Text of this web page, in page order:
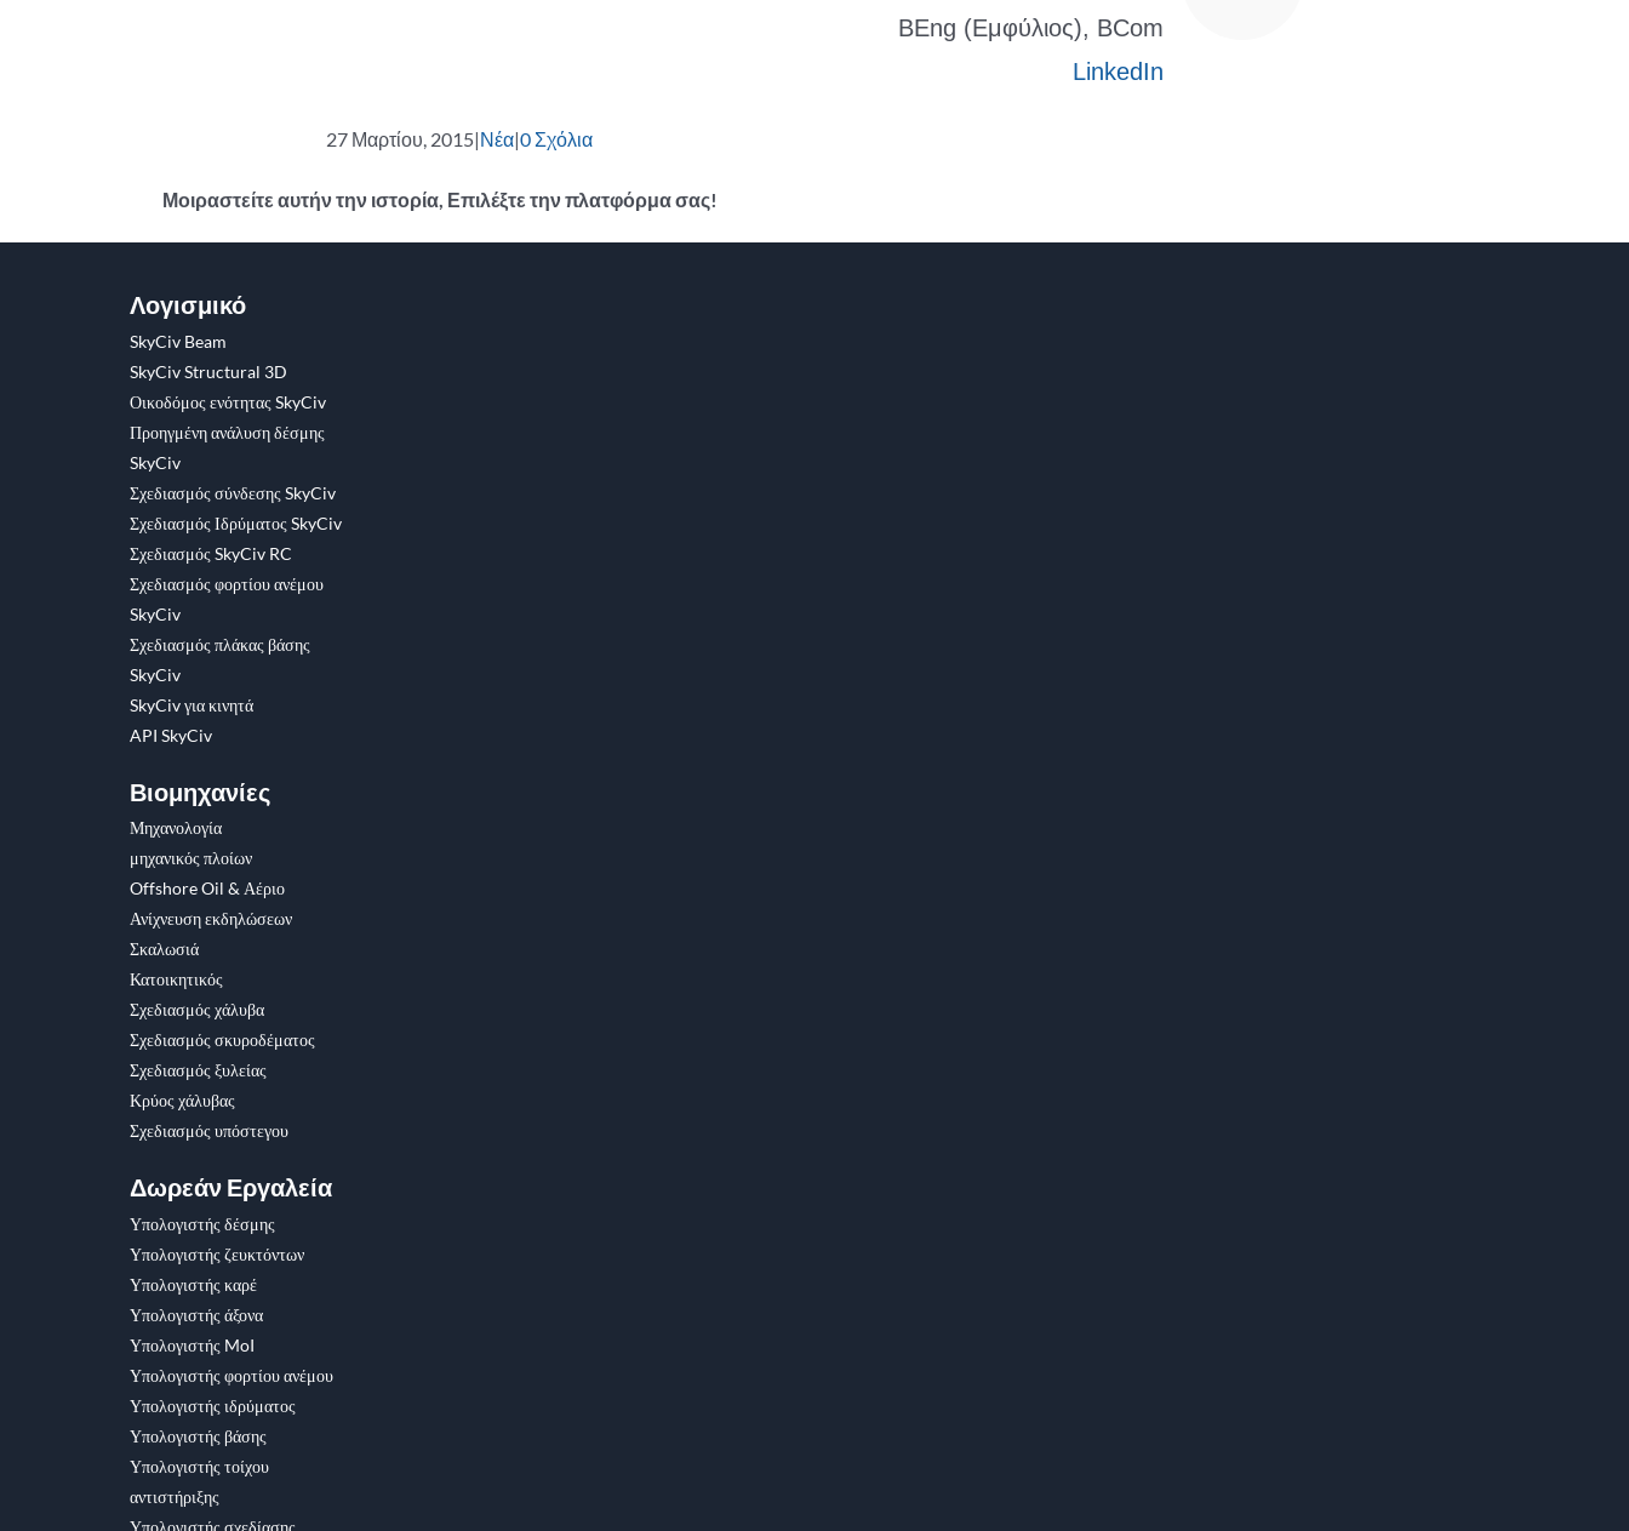
BEng (Εμφύλιος), BCom
LinkedIn
27 Μαρτίου, 2015|Νέα|0 Σχόλια
Μοιραστείτε αυτήν την ιστορία, Επιλέξτε την πλατφόρμα σας!
ΔΙΕΥΘΥΝΣΗ
Λογισμικό
SkyCiv Beam
SkyCiv Structural 3D
Οικοδόμος ενότητας SkyCiv
Προηγμένη ανάλυση δέσμης
SkyCiv
Σχεδιασμός σύνδεσης SkyCiv
Σχεδιασμός Ιδρύματος SkyCiv
Σχεδιασμός SkyCiv RC
Σχεδιασμός φορτίου ανέμου
SkyCiv
Σχεδιασμός πλάκας βάσης
SkyCiv
SkyCiv για κινητά
API SkyCiv
Βιομηχανίες
Μηχανολογία
μηχανικός πλοίων
Offshore Oil & Αέριο
Ανίχνευση εκδηλώσεων
Σκαλωσιά
Κατοικητικός
Σχεδιασμός χάλυβα
Σχεδιασμός σκυροδέματος
Σχεδιασμός ξυλείας
Κρύος χάλυβας
Σχεδιασμός υπόστεγου
Δωρεάν Εργαλεία
Υπολογιστής δέσμης
Υπολογιστής ζευκτόντων
Υπολογιστής καρέ
Υπολογιστής άξονα
Υπολογιστής MoI
Υπολογιστής φορτίου ανέμου
Υπολογιστής ιδρύματος
Υπολογιστής βάσης
Υπολογιστής τοίχου
αντιστήριξης